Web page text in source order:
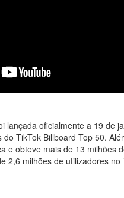
lançada oficialmente a 19 de
TikTok Billboard Top 50.
e obteve mais de 13 milhões
2,6 milhões de utilizadores